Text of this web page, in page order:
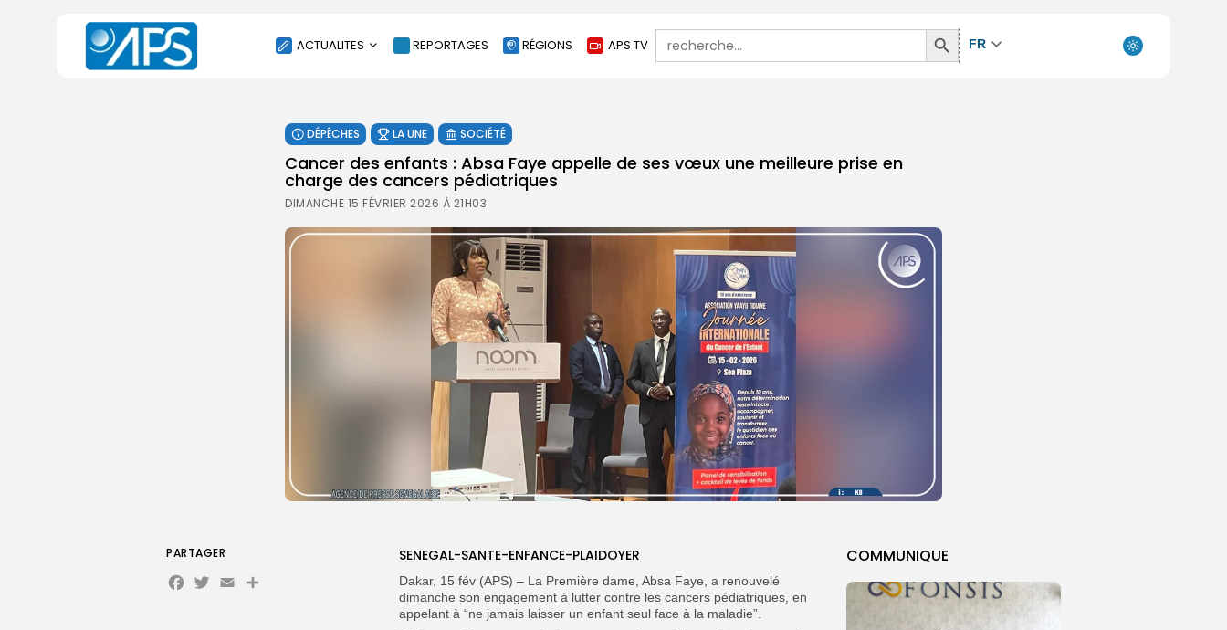
ACTUALITES
SOCIÉTÉ
ÉCONOMIE
CULTURE
ENVIRONNEMENT
REPORTAGES RÉGIONS APS TV
Search
for:
Search
Button
FR
DÉPÊCHES LA UNE SOCIÉTÉ
Cancer des enfants : Absa Faye appelle de ses vœux une meilleure prise en
charge des cancers pédiatriques
DIMANCHE 15 FÉVRIER 2026 À 21H03
COMMUNIQUE
SENEGAL-SANTE-ENFANCE-PLAIDOYER
Dakar, 15 fév (APS) – La Première dame, Absa Faye, a renouvelé
dimanche son engagement à lutter contre les cancers pédiatriques, en
appelant à “ne jamais laisser un enfant seul face à la maladie”.
PARTAGER
Facebook
Twitter
EmailPartager